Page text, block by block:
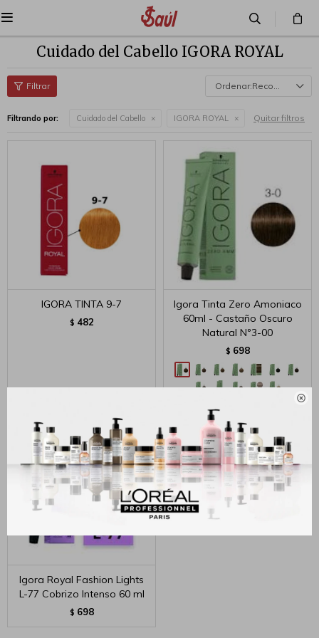


Cuidado del Cabello IGORA ROYAL
Recomendados
Filtrando por: Cuidado del Cabello IGORA ROYAL Quitar filtros
IGORA TINTA 9-7
$ 482
Igora Tinta Zero Amoniaco
60ml - Castaño Oscuro
Natural Nº3-00
$ 698
Igora Royal Fashion Lights
L-77 Cobrizo Intenso 60 ml
$ 698